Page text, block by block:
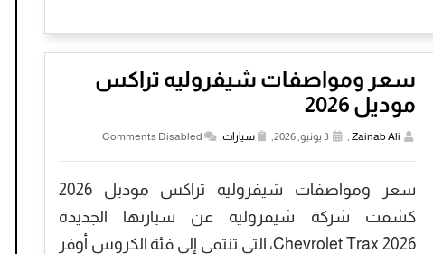
سعر ومواصفات شيفروليه تراكس
موديل 2026
Zainab Ali
, 3 يونيو, 2026, سيارات,
Comments Disabled
سعر ومواصفات شيفروليه تراكس موديل 2026
كشفت شركة شيفروليه عن سيارتها الجديدة
Chevrolet Trax 2026، التي تنتمي إلى فئة الكروس أوفر